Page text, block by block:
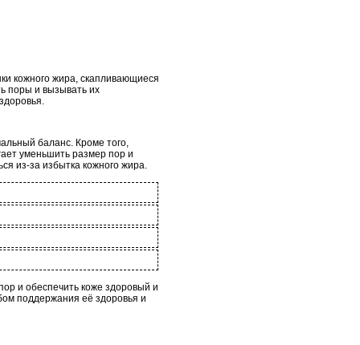
кожного жира, скапливающиеся
поры и вызывать их
баланс. Кроме того,
уменьшить размер пор и
из-за избытка кожного жира.
и обеспечить коже здоровый и
поддержания её здоровья и